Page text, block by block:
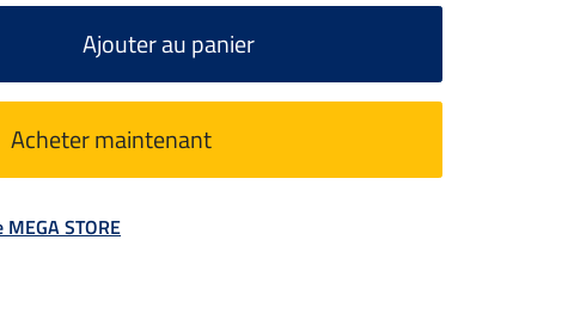
Ajouter au panier
Acheter maintenant
STORE